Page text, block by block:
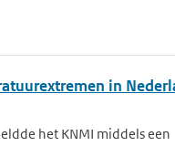
in
het KNMI middels een